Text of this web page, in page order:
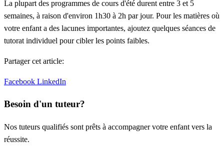
La plupart des programmes de cours d'été durent entre 3 et 5
semaines, à raison d'environ 1h30 à 2h par jour. Pour les matières où
votre enfant a des lacunes importantes, ajoutez quelques séances de
tutorat individuel pour cibler les points faibles.
Partager cet article:
Facebook LinkedIn
Besoin d'un tuteur?
Nos tuteurs qualifiés sont prêts à accompagner votre enfant vers la
réussite.